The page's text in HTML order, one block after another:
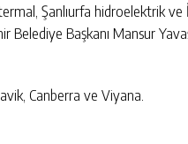
Şanlıurfa hidroelektrik ve
Başkanı Mansur
Canberra ve Viyana.